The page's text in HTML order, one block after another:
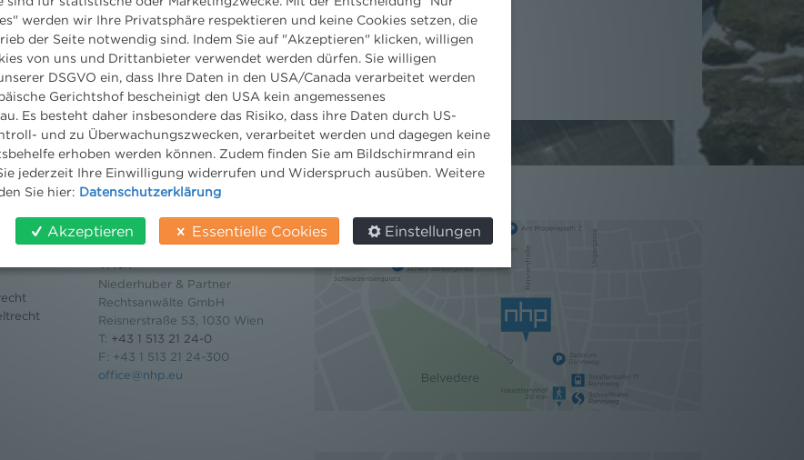
Kontakt
Niederhuber & Partner
Rechtsanwälte GmbH
Reisnerstraße 53, 1030 Wien
T: +43 1 513 21 24-0
F: +43 1 513 21 24-300
office@nhp.eu
werden wir Ihre Privatsphäre respektieren und keine Cookies setzen, die
der Seite notwendig sind. Indem Sie auf "Akzeptieren" klicken, willigen
von uns und Drittanbieter verwendet werden dürfen. Sie willigen
DSGVO ein, dass Ihre Daten in den USA/Canada verarbeitet werden
Gerichtshof bescheinigt den USA kein angemessenes
Es besteht daher insbesondere das Risiko, dass ihre Daten durch US-
und zu Überwachungszwecken, verarbeitet werden und dagegen keine
erhoben werden können. Zudem finden Sie am Bildschirmrand ein
jederzeit Ihre Einwilligung widerrufen und Widerspruch ausüben. Weitere
Sie hier: Datenschutzerklärung
Akzeptieren Essentielle Cookies Einstellungen